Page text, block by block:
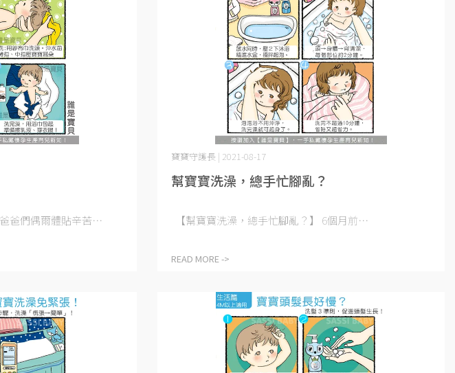
爸爸們偶爾體貼辛苦⋯
幫寶寶洗澡，總手忙腳亂？
寶寶守護長 | 2021-08-17
【幫寶寶洗澡，總手忙腳亂？】 6個月前⋯
READ MORE ->